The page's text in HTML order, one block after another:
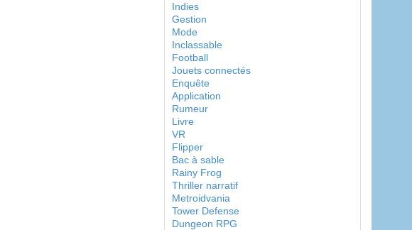
Indies
Gestion
Mode
Inclassable
Football
Jouets connectés
Enquête
Application
Rumeur
Livre
VR
Flipper
Bac à sable
Rainy Frog
Thriller narratif
Metroidvania
Tower Defense
Dungeon RPG